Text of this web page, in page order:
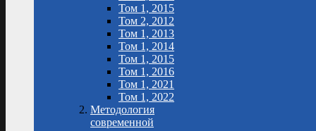
Том 1, 2015
Том 2, 2012
Том 1, 2013
Том 1, 2014
Том 1, 2015
Том 1, 2016
Том 1, 2021
Том 1, 2022
Методология
современной